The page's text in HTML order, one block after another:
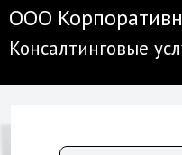
ООО
Консалтинговые